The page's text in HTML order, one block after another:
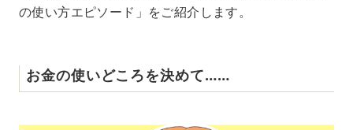
の使い方エピソード」をご紹介します。
お金の使いどころを決めて……